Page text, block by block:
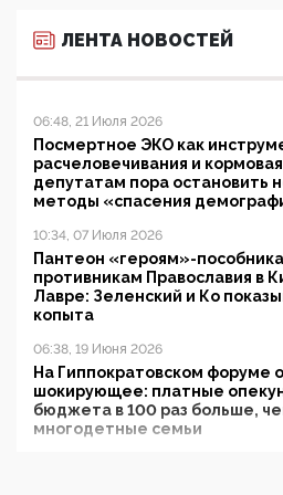
ЛЕНТА НОВОСТЕЙ
06:48, 21 Июля 2026
Посмертное ЭКО как
расчеловечивания и
депутатам пора остановить
методы «спасения
10:34, 07 Июля 2026
Пантеон «героям»-
противникам Православия в
Лавре: Зеленский и Ко
копыта
06:38, 19 Июня 2026
На Гиппократовском форуме
шокирующее: платные
бюджета в 100 раз больше,
многодетные семьи